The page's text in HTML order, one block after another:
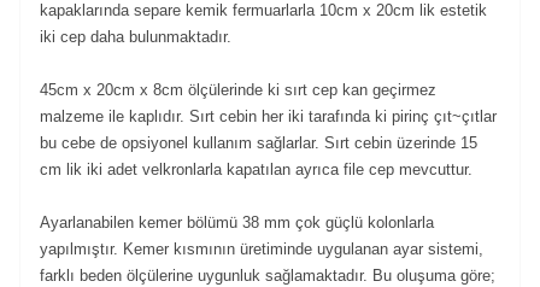
kapaklarında separe kemik fermuarlarla 10cm x 20cm lik estetik
iki cep daha bulunmaktadır.
45cm x 20cm x 8cm ölçülerinde ki sırt cep kan geçirmez
malzeme ile kaplıdır. Sırt cebin her iki tarafında ki pirinç çıt~çıtlar
bu cebe de opsiyonel kullanım sağlarlar. Sırt cebin üzerinde 15
cm lik iki adet velkronlarla kapatılan ayrıca file cep mevcuttur.
Ayarlanabilen kemer bölümü 38 mm çok güçlü kolonlarla
yapılmıştır. Kemer kısmının üretiminde uygulanan ayar sistemi,
farklı beden ölçülerine uygunluk sağlamaktadır. Bu oluşuma göre;